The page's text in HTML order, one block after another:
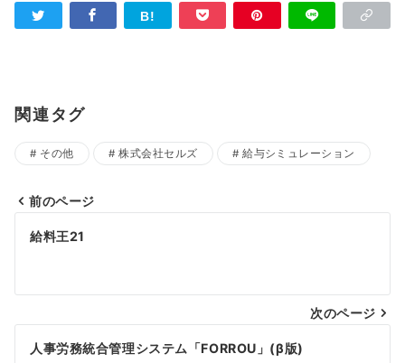
関連タグ
その他 株式会社セルズ 給与シミュレーション
投
ナ
ビ
ゲ
前のページ
給料王21
次のページ
人事労務統合管理システム「FORROU」(β版)